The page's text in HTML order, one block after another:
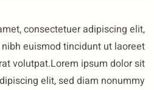
amet, consectetuer adipiscing
nibh euismod tincidunt ut
erat volutpat.Lorem ipsum dolor
adipiscing elit, sed diam